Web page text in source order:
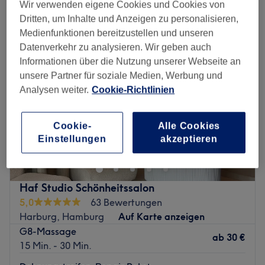
cellulitebehandlung in der Nähe von Wilhelmsburg, Hamburg
Haf Studio Schönheitssalon
5,0
63 Bewertungen
Harburg, Hamburg
Auf Karte anzeigen
G8-Massage
15 Min. - 30 Min.
ab 30 €
Wir verwenden eigene Cookies und Cookies von
Dritten, um Inhalte und Anzeigen zu personalisieren,
Medienfunktionen bereitzustellen und unseren
Datenverkehr zu analysieren. Wir geben auch
Informationen über die Nutzung unserer Webseite an
unsere Partner für soziale Medien, Werbung und
Analysen weiter. Cookie-Richtlinien
Cookie-
Einstellungen
Alle Cookies
akzeptieren